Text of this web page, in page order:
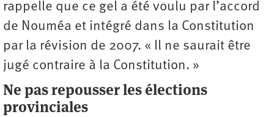
rappelle que ce gel a été voulu par l’accord
de Nouméa et intégré dans la Constitution
par la révision de 2007. « Il ne saurait être
jugé contraire à la Constitution. »
Ne pas repousser les élections
provinciales